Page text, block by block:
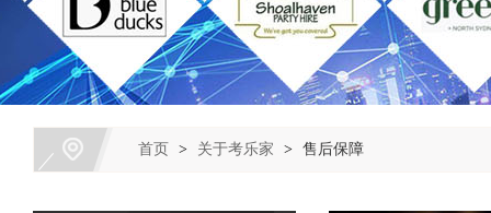
首页 > 关于考乐家 > 售后保障